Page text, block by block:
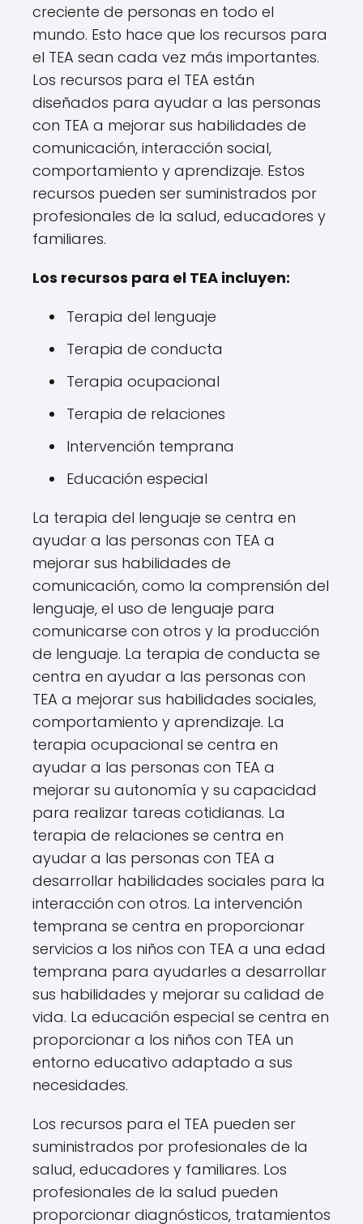
creciente de personas en todo el
mundo. Esto hace que los recursos para
el TEA sean cada vez más importantes.
Los recursos para el TEA están
diseñados para ayudar a las personas
con TEA a mejorar sus habilidades de
comunicación, interacción social,
comportamiento y aprendizaje. Estos
recursos pueden ser suministrados por
profesionales de la salud, educadores y
familiares.
Los recursos para el TEA incluyen:
Terapia del lenguaje
Terapia de conducta
Terapia ocupacional
Terapia de relaciones
Intervención temprana
Educación especial
La terapia del lenguaje se centra en
ayudar a las personas con TEA a
mejorar sus habilidades de
comunicación, como la comprensión del
lenguaje, el uso de lenguaje para
comunicarse con otros y la producción
de lenguaje. La terapia de conducta se
centra en ayudar a las personas con
TEA a mejorar sus habilidades sociales,
comportamiento y aprendizaje. La
terapia ocupacional se centra en
ayudar a las personas con TEA a
mejorar su autonomía y su capacidad
para realizar tareas cotidianas. La
terapia de relaciones se centra en
ayudar a las personas con TEA a
desarrollar habilidades sociales para la
interacción con otros. La intervención
temprana se centra en proporcionar
servicios a los niños con TEA a una edad
temprana para ayudarles a desarrollar
sus habilidades y mejorar su calidad de
vida. La educación especial se centra en
proporcionar a los niños con TEA un
entorno educativo adaptado a sus
necesidades.
Los recursos para el TEA pueden ser
suministrados por profesionales de la
salud, educadores y familiares. Los
profesionales de la salud pueden
proporcionar diagnósticos, tratamientos